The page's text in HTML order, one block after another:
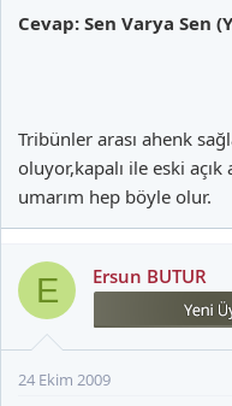
Cevap: Sen Varya Sen
Tribünler arası ahenk
oluyor,kapalı ile eski
umarım hep böyle olur.
E Ersun BUTUR
24 Ekim 2009